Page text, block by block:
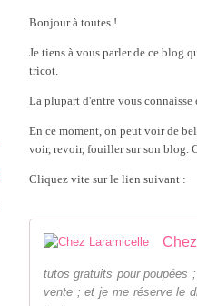
Bonjour à toutes !
Je tiens à vous parler de ce blog
tricot.
La plupart d'entre vous
En ce moment, on peut voir de
voir, revoir, fouiller sur son blog.
Cliquez vite sur le lien suivant :
tutos gratuits pour poupées
vente ; et je me réserve le